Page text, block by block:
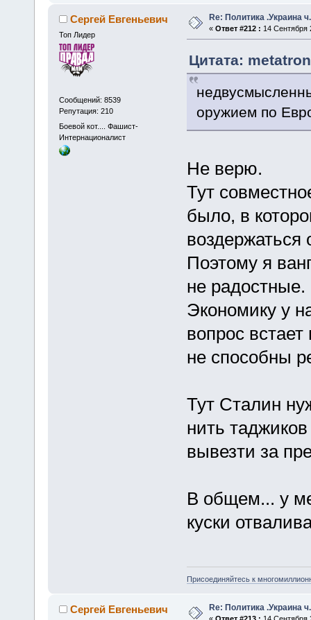
Сергей Евгеньевич
Топ Лидер
Сообщений: 8539
Репутация: 210
Боевой кот.... Фашист-
Интернационалист
Re: Политика .Украина
« Ответ #212 : 14 Сентября
Цитата:
оружием по
Не верю.
Тут
было, в
воздержаться
Поэтому я
не радостные.
Экономику у
вопрос
не способны
Тут Сталин
нить
вывезти за
В общем... у
куски
Присоединяйтесь к
Сергей Евгеньевич Re: Политика .Украина